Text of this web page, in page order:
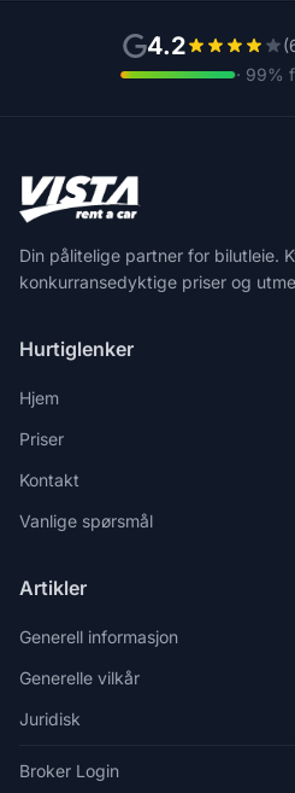
4.2
· 99%
Din pålitelige partner for bilutleie.
konkurransedyktige priser og
Hurtiglenker
Hjem
Priser
Kontakt
Vanlige spørsmål
Artikler
Generell informasjon
Generelle vilkår
Juridisk
Broker Login